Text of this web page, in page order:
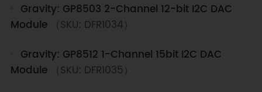
Gravity: GP8503 2-Channel 12-bit I2C DAC
Module （SKU: DFR1034）
Gravity: GP8512 1-Channel 15bit I2C DAC
Module （SKU: DFR1035）